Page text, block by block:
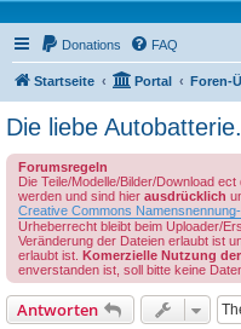
Donations FAQ
Startseite Portal Foren-
Die liebe
Forumsregeln
Die Teile/Modelle/Bilder/Download
werden und sind hier ausdrücklich
Creative Commons
Urheberrecht bleibt beim Uploader/
Veränderung der Dateien erlaubt ist
erlaubt ist. Komerzielle Nutzung
enverstanden ist, soll bitte keine
Antworten